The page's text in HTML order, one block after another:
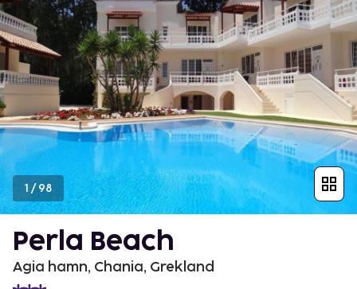
1 /98
Perla Beach
Agia hamn, Chania, Grekland